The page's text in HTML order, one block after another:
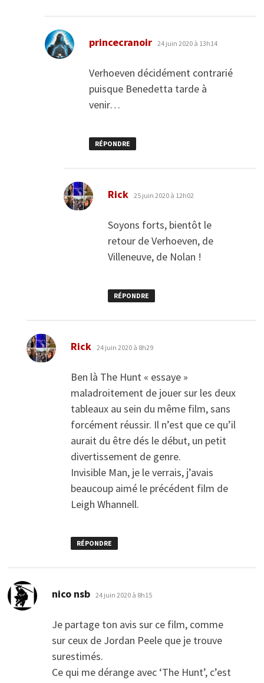
princecranoir dit :
24 juin 2020 à 13h14
Verhoeven décidément contrarié
puisque Benedetta tarde à
venir…
RÉPONDRE
Rick dit :
25 juin 2020 à 12h02
Soyons forts, bientôt le
retour de Verhoeven, de
Villeneuve, de Nolan !
RÉPONDRE
Rick dit :
24 juin 2020 à 8h29
Ben là The Hunt « essaye »
maladroitement de jouer sur les deux
tableaux au sein du même film, sans
forcément réussir. Il n’est que ce qu’il
aurait du être dés le début, un petit
divertissement de genre.
Invisible Man, je le verrais, j’avais
beaucoup aimé le précédent film de
Leigh Whannell.
RÉPONDRE
nico nsb dit :
24 juin 2020 à 8h15
Je partage ton avis sur ce film, comme
sur ceux de Jordan Peele que je trouve
surestimés.
Ce qui me dérange avec ‘The Hunt’, c’est